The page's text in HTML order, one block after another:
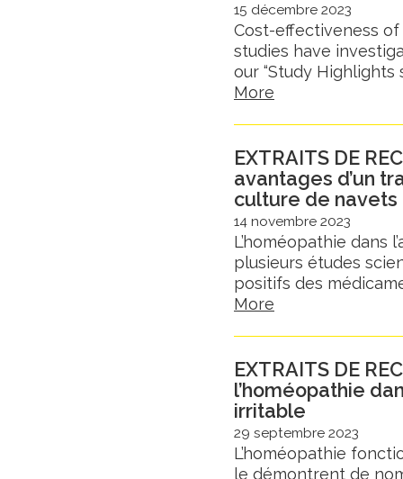
15 décembre 2023
Cost-effectiveness
studies have
our “Study Highlights
More
EXTRAITS DE
avantages d’un
culture de navets
14 novembre 2023
L’homéopathie dans
plusieurs études
positifs des
More
EXTRAITS DE
l’homéopathie
irritable
29 septembre 2023
L’homéopathie
le démontrent de